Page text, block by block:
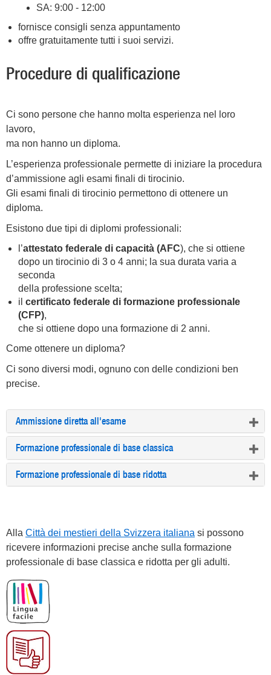
SA: 9:00 - 12:00
fornisce consigli senza appuntamento
offre gratuitamente tutti i suoi servizi.
Procedure di qualificazione
Ci sono persone che hanno molta esperienza nel loro
lavoro,
ma non hanno un diploma.
L’esperienza professionale permette di iniziare la procedura
d’ammissione agli esami finali di tirocinio.
Gli esami finali di tirocinio permettono di ottenere un
diploma.
Esistono due tipi di diplomi professionali:
l’attestato federale di capacità (AFC), che si ottiene
dopo un tirocinio di 3 o 4 anni; la sua durata varia a
seconda
della professione scelta;
il certificato federale di formazione professionale
(CFP),
che si ottiene dopo una formazione di 2 anni.
Come ottenere un diploma?
Ci sono diversi modi, ognuno con delle condizioni ben
precise.
Ammissione diretta all'esame
Formazione professionale di base classica
Formazione professionale di base ridotta
Alla Città dei mestieri della Svizzera italiana si possono
ricevere informazioni precise anche sulla formazione
professionale di base classica e ridotta per gli adulti.